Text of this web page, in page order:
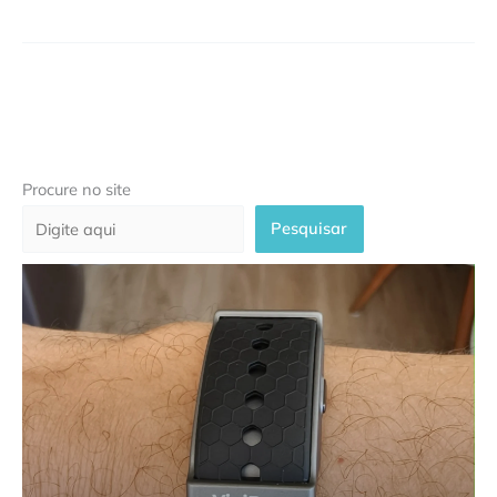
Procure no site
Pesquisar